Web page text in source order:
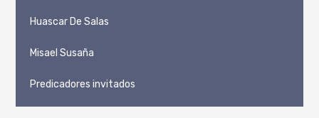
Huascar De Salas
Misael Susaña
Predicadores invitados